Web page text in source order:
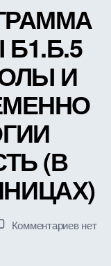
И
(В
Комментариевк
нет